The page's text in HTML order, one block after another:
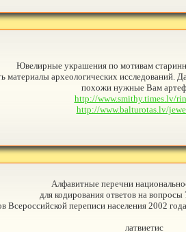
Ювелирные украшения по мотивам
материалы археологических
похожи нужные Вам
http://www.smithy.times.lv/
http://www.balturotas.lv/
Алфавитные перечни
для кодирования ответов на
Всероссийской переписи населения 2002
латвиетис